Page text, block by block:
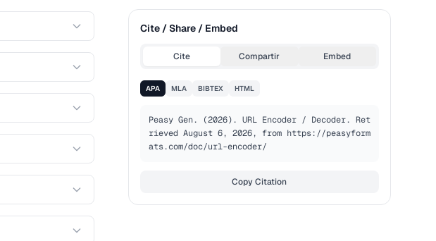
Cite / Share / Embed
Cite Compartir Embed
APA MLA BIBTEX HTML
Peasy Gen. (2026). URL Encoder / Decoder. Ret
rieved August 6, 2026, from https://peasyform
ats.com/doc/url-encoder/
Copy Citation